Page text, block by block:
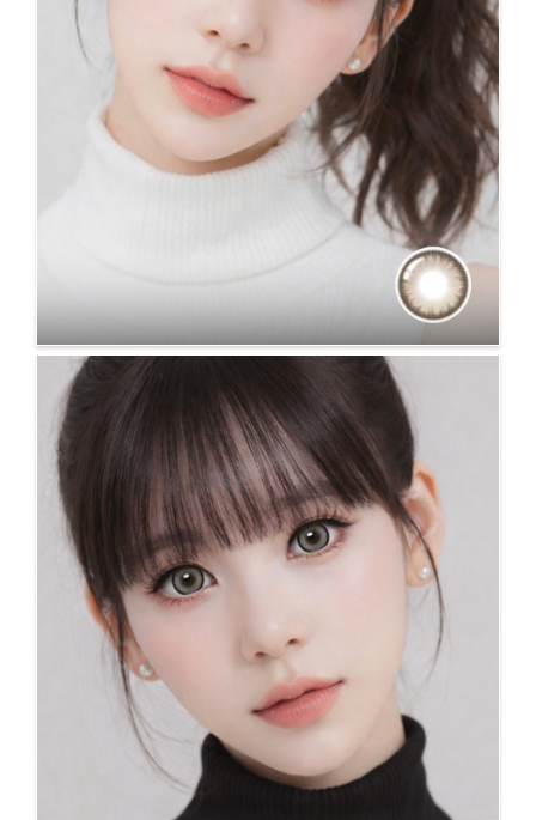
中大直徑最大着色 No.119棕 bestseller